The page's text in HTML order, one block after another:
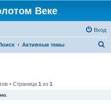
Веке
Вход
Активные темы
• Страница 1 из 1